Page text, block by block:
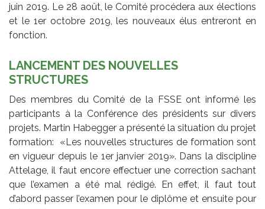
juin 2019. Le 28 août, le Comité procédera aux élections
et le 1er octobre 2019, les nouveaux élus entreront en
fonction.
LANCEMENT DES NOUVELLES
STRUCTURES
Des membres du Comité de la FSSE ont informé les
participants à la Conférence des présidents sur divers
projets. Martin Habegger a présenté la situation du projet
formation: «Les nouvelles structures de formation sont
en vigueur depuis le 1er janvier 2019». Dans la discipline
Attelage, il faut encore effectuer une correction sachant
que l’examen a été mal rédigé. En effet, il faut tout
d’abord passer l’examen pour le diplôme et ensuite pour